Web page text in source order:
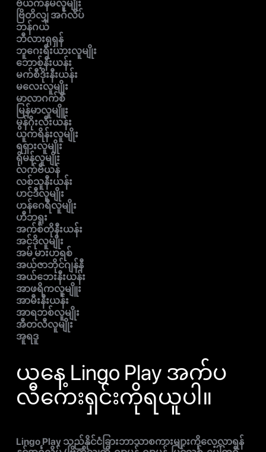
ဗီယက်နမ်လူမျိုး
ဗြိတိလျှ အင်္ဂလိပ်
ဘန်ဂယ်
ဘီလားရုရှန်
ဘူဂေးရီးယားလူမျိုး
ဘောစ့်နီးယန်း
မက်စီဒိုးနီးယန်း
မလေးလူမျိုး
မာလာဂက်စီ
မြန်မာလူမျိူး
မွန်ဂိုးလီးယန်း
ယူကရိန်းလူမျိုး
ရရှားလူမျိုး
ရိုမန်လူမျိုး
လက်ဗီယန်
လစ်သူနီးယန်း
ဟင်ဒီလူမျိုး
ဟန်ဂေရီလူမျိုး
ဟီဘရူး
အက်စ်တိုနီးယန်း
အင်ဒိုလူမျိုး
အမ် မားဟရစ်
အယ်ဇာဘိုင်ဂျန်နီ
အယ်ဘေးနီးယန်း
အာဖရိကလူမျိူး
အာမီးနီးယန်း
အာရဘစ်လူမျိုး
အီတလီလူမျိုး
အူရဒူ
ယနေ့ Lingo Play အက်ပ
လီကေးရှင်းကိုရယူပါ။
Lingo Play သည်နိုင်ငံခြားဘာသာစကားများကိုလေ့လာရန်